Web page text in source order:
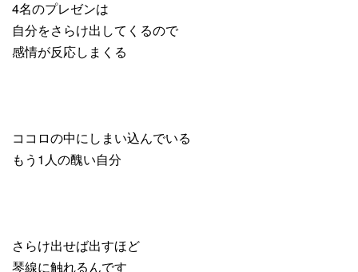
4名のプレゼンは
自分をさらけ出してくるので
感情が反応しまくる
ココロの中にしまい込んでいる
もう1人の醜い自分
さらけ出せば出すほど
琴線に触れるんです